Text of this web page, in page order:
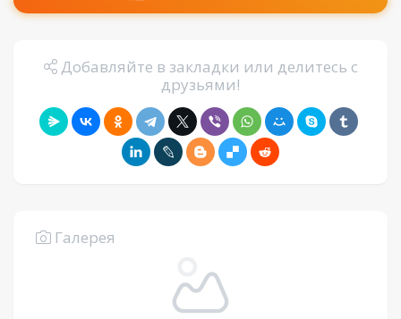
Добавляйте в закладки или делитесь с
друзьями!
Галерея